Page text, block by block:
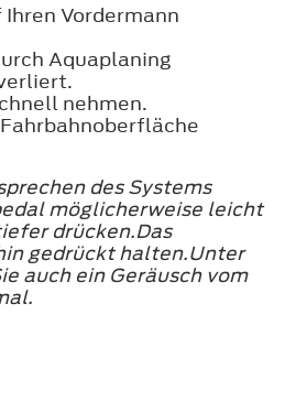
Vordermann
Aquaplaning
nehmen.
des Systems
möglicherweise leicht
drücken.Das
gedrückt halten.Unter
auch ein Geräusch vom